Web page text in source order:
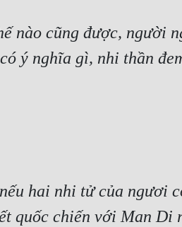
nào cũng được, người
ý nghĩa gì, nhi thần
hai nhi tử của ngươi
quốc chiến với Man Di